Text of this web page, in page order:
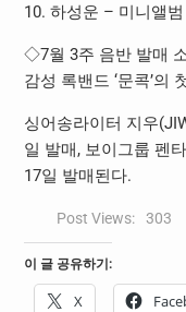
10. 하성운 – 미니앨범
◇7월 3주 음반 발매 소
감성 록밴드 ‘문콕’의
싱어송라이터 지우
일 발매, 보이그룹 펜
17일 발매된다.
Post Views: 303
이 글 공유하기:
X